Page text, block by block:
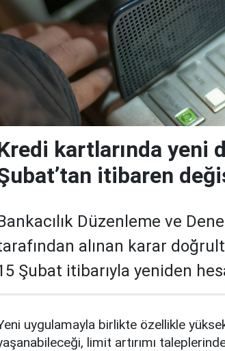
kartlarında yeni
itibaren
Düzenleme ve
alınan karar
Şubat itibarıyla yeniden
uygulamayla birlikte özellikle
limit artırımı